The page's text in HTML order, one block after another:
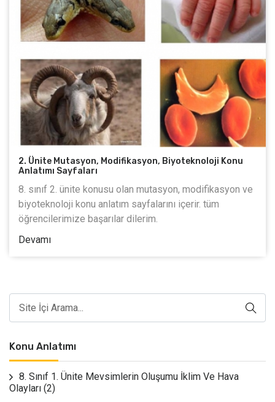
2. Ünite Mutasyon, Modifikasyon, Biyoteknoloji Konu
Anlatımı Sayfaları
8. sınıf 2. ünite konusu olan mutasyon, modifikasyon ve
biyoteknoloji konu anlatım sayfalarını içerir. tüm
öğrencilerimize başarılar dilerim.
Devamı
Konu Anlatımı
8. Sınıf 1. Ünite Mevsimlerin Oluşumu İklim Ve Hava
Olayları (2)